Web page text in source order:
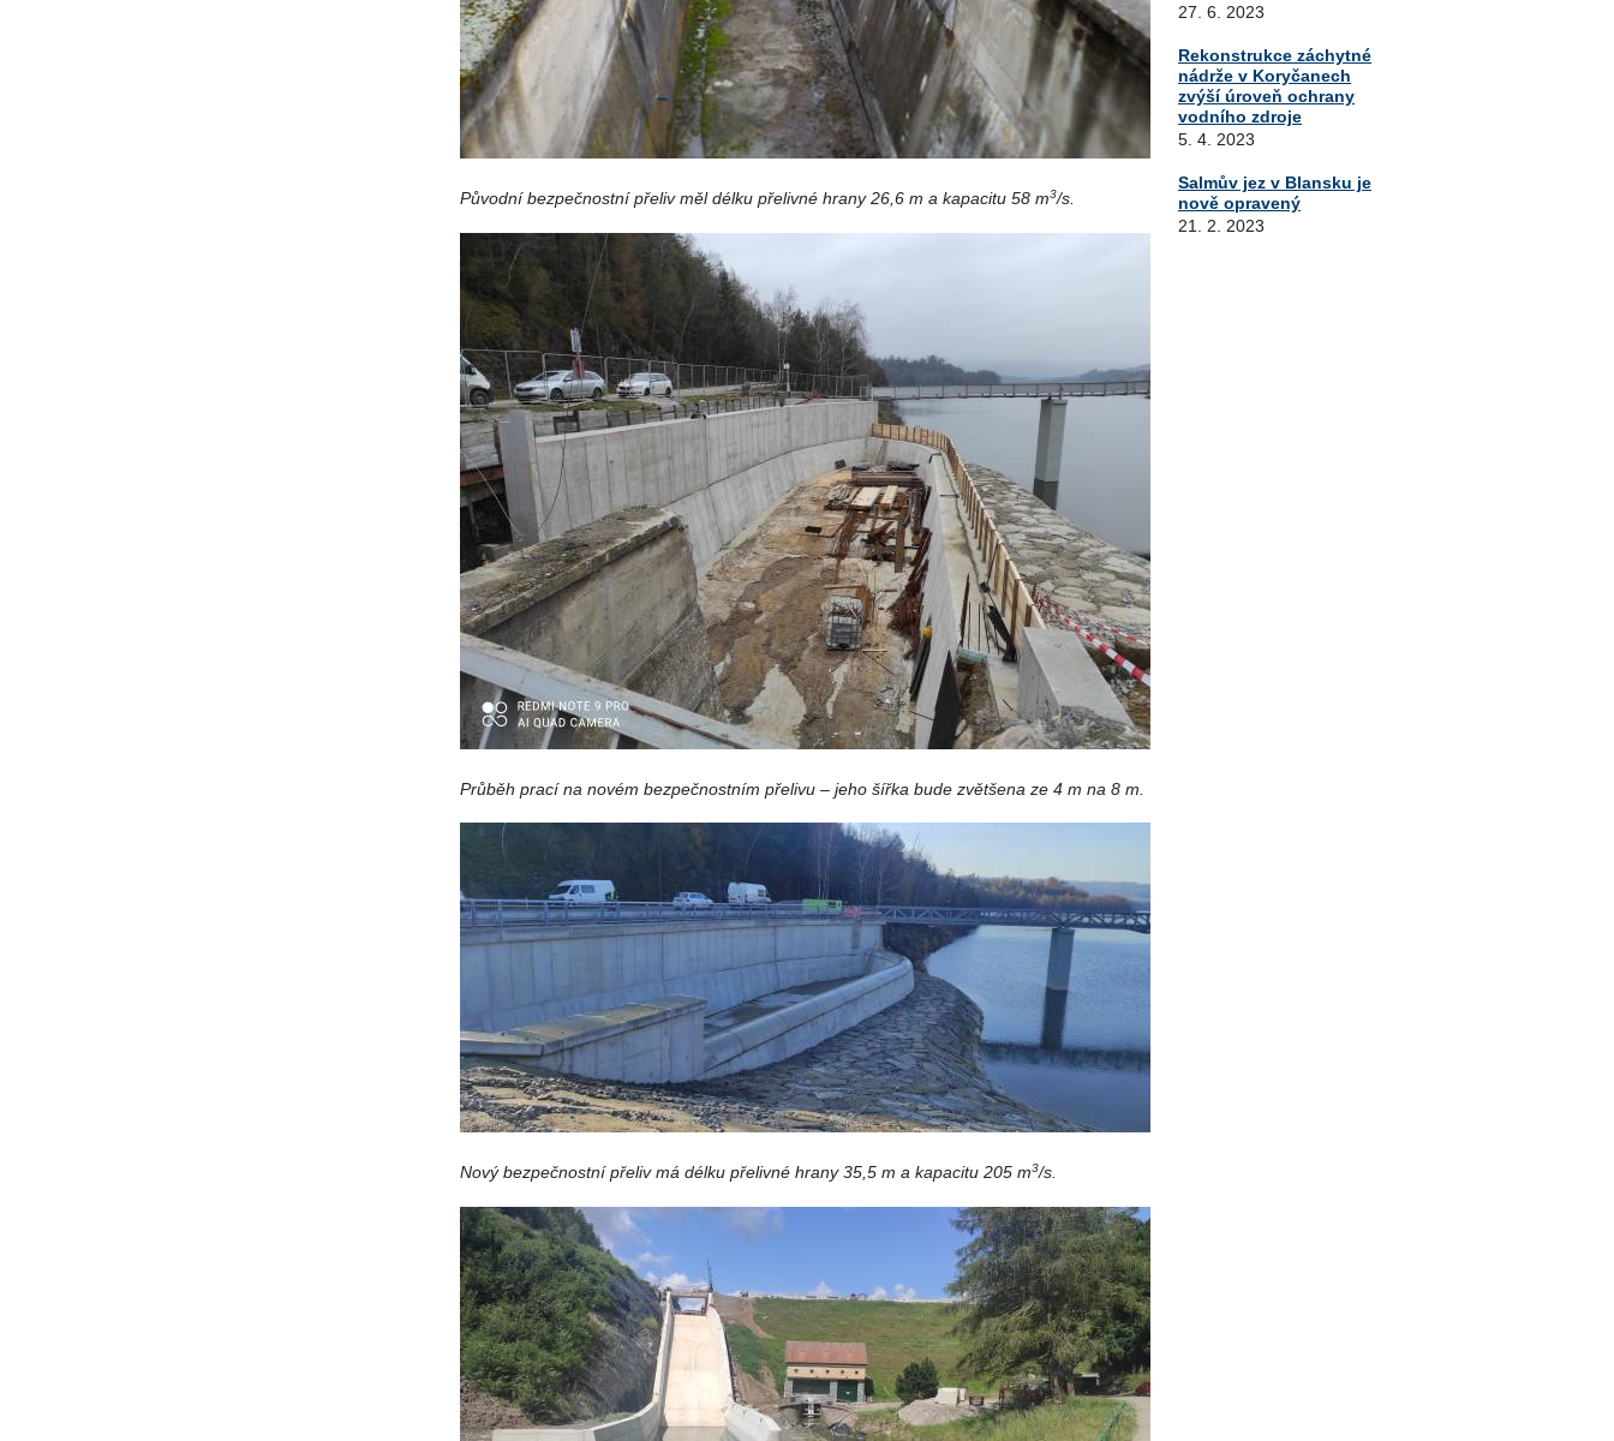
Původní bezpečnostní přeliv měl délku přelivné hrany 26,6 m a kapacitu 58 m3/s.
Průběh prací na novém bezpečnostním přelivu – jeho šířka bude zvětšena ze 4 m na 8 m.
Nový bezpečnostní přeliv má délku přelivné hrany 35,5 m a kapacitu 205 m3/s.
27. 6. 2023
Rekonstrukce záchytné
nádrže v Koryčanech
zvýší úroveň ochrany
vodního zdroje
5. 4. 2023
Salmův jez v Blansku je
nově opravený
21. 2. 2023